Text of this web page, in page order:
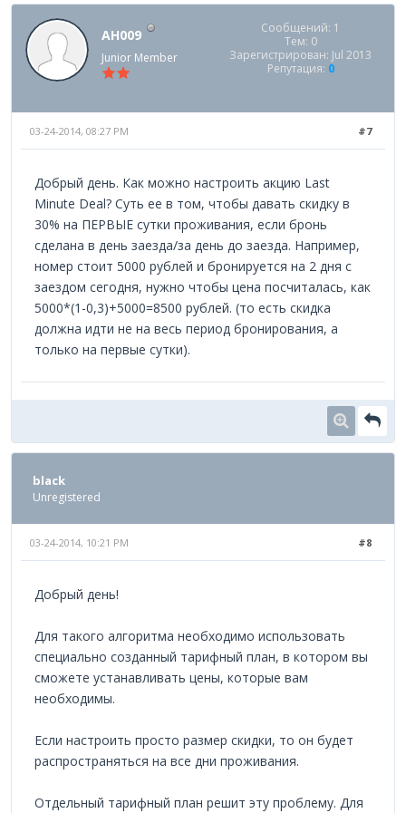
AH009
Junior Member
Сообщений: 1
Тем: 0
Зарегистрирован: Jul 2013
Репутация: 0
#7
03-24-2014, 08:27 PM
Добрый день. Как можно настроить акцию Last
Minute Deal? Суть ее в том, чтобы давать скидку в
30% на ПЕРВЫЕ сутки проживания, если бронь
сделана в день заезда/за день до заезда. Например,
номер стоит 5000 рублей и бронируется на 2 дня с
заездом сегодня, нужно чтобы цена посчиталась, как
5000*(1-0,3)+5000=8500 рублей. (то есть скидка
должна идти не на весь период бронирования, а
только на первые сутки).
black
Unregistered
#8
03-24-2014, 10:21 PM
Добрый день!
Для такого алгоритма необходимо использовать
специально созданный тарифный план, в котором вы
сможете устанавливать цены, которые вам
необходимы.
Если настроить просто размер скидки, то он будет
распространяться на все дни проживания.
Отдельный тарифный план решит эту проблему. Для